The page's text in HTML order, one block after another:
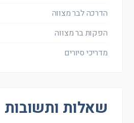
הדרכה לבר מצווה
הפקות בר מצווה
מדריכי סיורים
שאלות ותשובות